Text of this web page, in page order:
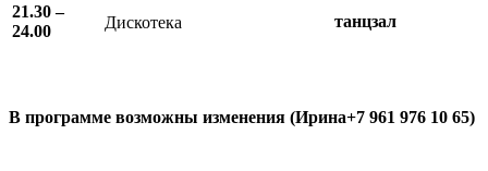
21.30 –
24.00
Дискотека
танцзал
В программе возможны изменения (Ирина+7 961 976 10 65)